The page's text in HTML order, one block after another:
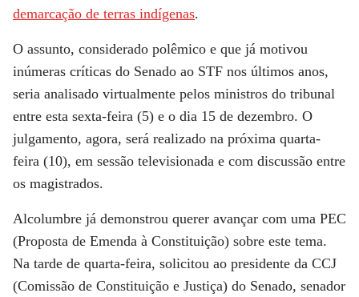
demarcação de terras indígenas.
O assunto, considerado polêmico e que já motivou
inúmeras críticas do Senado ao STF nos últimos anos,
seria analisado virtualmente pelos ministros do tribunal
entre esta sexta-feira (5) e o dia 15 de dezembro. O
julgamento, agora, será realizado na próxima quarta-
feira (10), em sessão televisionada e com discussão entre
os magistrados.
Alcolumbre já demonstrou querer avançar com uma PEC
(Proposta de Emenda à Constituição) sobre este tema.
Na tarde de quarta-feira, solicitou ao presidente da CCJ
(Comissão de Constituição e Justiça) do Senado, senador